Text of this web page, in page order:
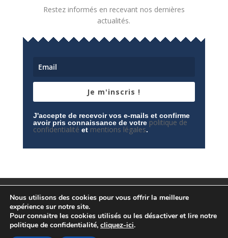
Restez informés en recevant nos dernières
actualités.
Je m'inscris !
J'accepte de recevoir vos e-mails et confirme
avoir pris connaissance de votre politique de
confidentialité et mentions légales.
Espace privé
Politique de confidentialité
Nous utilisons des cookies pour vous offrir la meilleure
expérience sur notre site.
Pour connaitre les cookies utilisés ou les désactiver et lire notre
politique de confidentialité, cliquez-ici.